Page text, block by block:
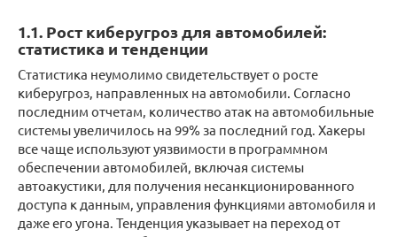
1.1. Рост киберугроз для автомобилей:
статистика и тенденции
Статистика неумолимо свидетельствует о росте
киберугроз, направленных на автомобили. Согласно
последним отчетам, количество атак на автомобильные
системы увеличилось на 99% за последний год. Хакеры
все чаще используют уязвимости в программном
обеспечении автомобилей, включая системы
автоакустики, для получения несанкционированного
доступа к данным, управления функциями автомобиля и
даже его угона. Тенденция указывает на переход от